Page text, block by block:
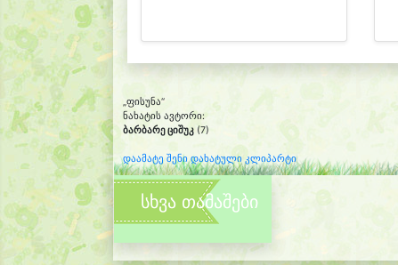
„ფისუნა“
ნახატის ავტორი:
ბარბარე ციშუკ (7)
დაამატე შენი დახატული კლიპარტი
სხვა თამაშები